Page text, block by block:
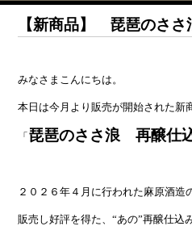
【新商品】 琵琶のさ
みなさまこんにちは。
本日は今月より販売が開始された新
「 琵琶のささ浪 再醸仕
２０２６年４月に行われた麻原酒造
販売し好評を得た、“あの”再醸仕込